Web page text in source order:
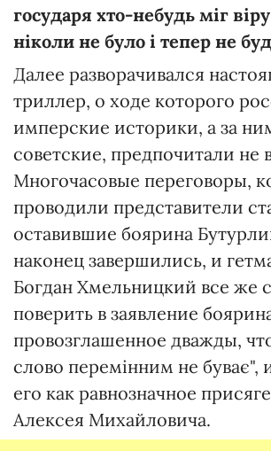
государя хто-небудь міг
ніколи не було і тепер не
Далее разворачивался
триллер, о ходе которого
имперские историки, а за
советские, предпочитали не
Многочасовые переговоры,
проводили представители
оставившие боярина
наконец завершились, и
Богдан Хмельницкий все же
поверить в заявление
провозглашенное дважды,
слово перемінним не буває",
его как равнозначное
Алексея Михайловича.